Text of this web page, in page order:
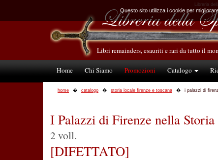
Libreria
Libri remainders, esauriti e rari da tutto il
Home Chi Siamo Promozioni Catalogo
home catalogo storia locale firenze e toscana i palazzi di
I Palazzi di Firenze nella
2 voll.
[DIFETTATO]
Questo sito utilizza i cookie per